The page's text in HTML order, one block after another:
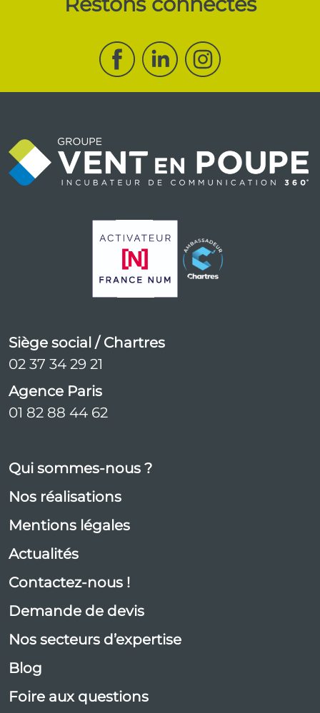
Siège social / Chartres
02 37 34 29 21
Agence Paris
01 82 88 44 62
Qui sommes-nous ?
Nos réalisations
Mentions légales
Actualités
Contactez-nous !
Demande de devis
Nos secteurs d’expertise
Blog
Foire aux questions